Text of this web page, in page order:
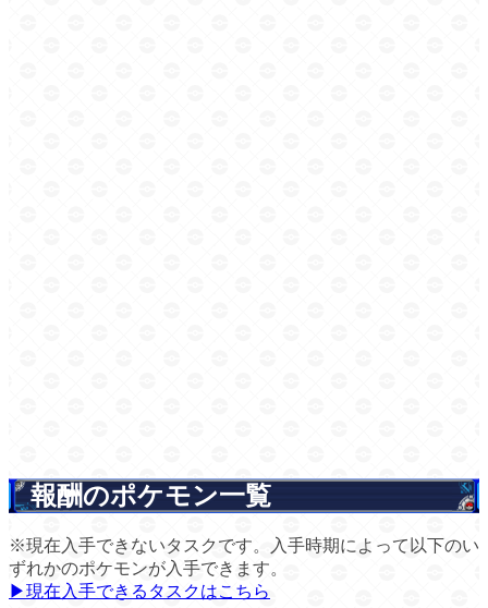
報酬のポケモン一覧
※現在入手できないタスクです。入手時期によって以下のい
ずれかのポケモンが入手できます。
▶現在入手できるタスクはこちら